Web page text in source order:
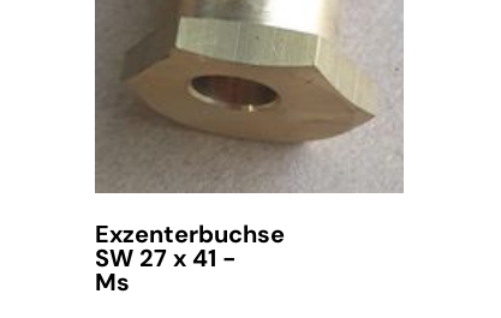
Exzenterbuchse
SW 27 x 41 -
Ms